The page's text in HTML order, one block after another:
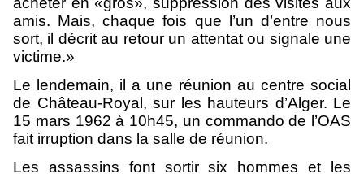
amis. Mais, chaque fois que l’un d’entre nous
sort, il décrit au retour un attentat ou signale une
victime.»
Le lendemain, il a une réunion au centre social
de Château-Royal, sur les hauteurs d’Alger. Le
15 mars 1962 à 10h45, un commando de l’OAS
fait irruption dans la salle de réunion.
Les assassins font sortir six hommes et les